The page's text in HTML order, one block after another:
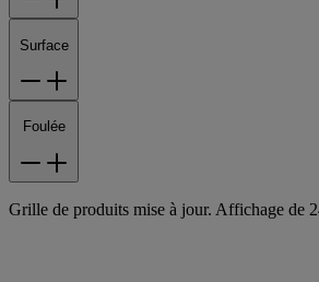
Surface
Foulée
Grille de produits mise à jour. Affichage de